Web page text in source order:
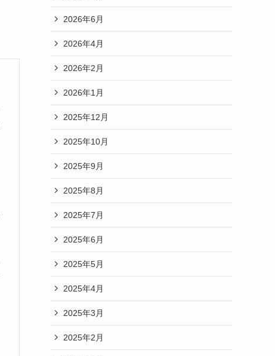
2026年6月
2026年4月
2026年2月
2026年1月
2025年12月
2025年10月
2025年9月
2025年8月
2025年7月
2025年6月
2025年5月
2025年4月
2025年3月
2025年2月